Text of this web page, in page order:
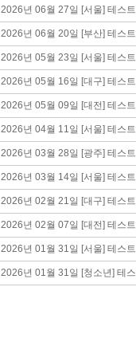
2026년 06월 27일 [서울] 테스
2026년 06월 20일 [부산] 테스
2026년 05월 23일 [서울] 테스
2026년 05월 16일 [대구] 테스
2026년 05월 09일 [대전] 테스
2026년 04월 11일 [서울] 테스
2026년 03월 28일 [광주] 테스
2026년 03월 14일 [서울] 테스
2026년 02월 21일 [대구] 테스
2026년 02월 07일 [대전] 테스
2026년 01월 31일 [서울] 테스
2026년 01월 31일 [청소년] 테